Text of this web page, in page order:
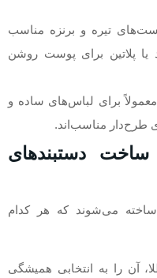
تیره و برنزه مناسب
پلاتین برای پوست روشن
برای لباس‌های ساده و
طرح‌دار مناسب‌اند.
ساخت دستبندهای
ساخته می‌شوند که هر کدام
آن را به انتخابی همیشگی